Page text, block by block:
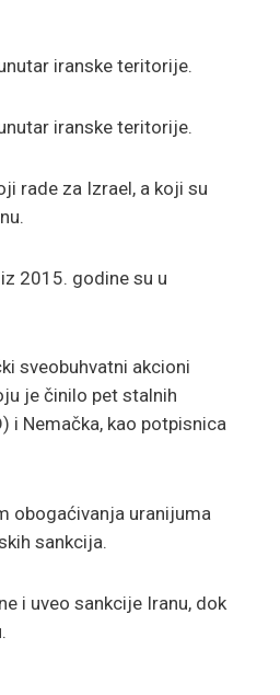
iranske teritorije.
iranske teritorije.
rade za Izrael, a koji su
2015. godine su u
sveobuhvatni akcioni
je činilo pet stalnih
i Nemačka, kao potpisnica
obogaćivanja uranijuma
sankcija.
i uveo sankcije Iranu, dok